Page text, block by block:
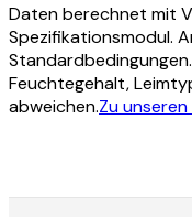
Daten berechnet mit
Spezifikationsmodul.
Feuchtegehalt,
abweichen.Zu